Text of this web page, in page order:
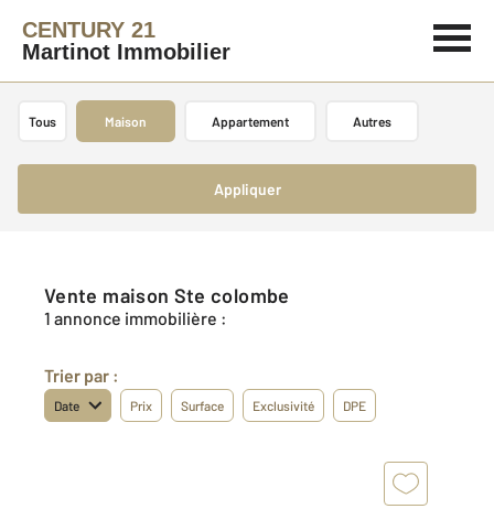
CENTURY 21
Martinot Immobilier
Tous Maison Appartement Autres
Appliquer
Vente maison Ste colombe
1 annonce immobilière :
Trier par :
Date Prix Surface Exclusivité DPE